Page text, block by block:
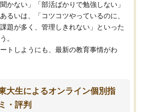
かない」「部活ばかりで勉強しない」
るいは、「コツコツやっているのに、
題が多く、管理しきれない」といった
。
トしようにも、最新の教育事情がわ
大生によるオンライン個別指
・評判